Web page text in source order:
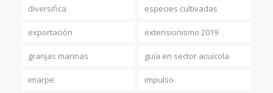
diversifica especies cultivadas
exportación extensionismo 2019
granjas marinas guía en sector acuícola
imarpe impulso